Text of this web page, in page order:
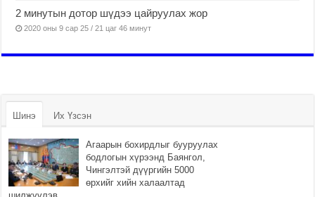
2 минутын дотор шүдээ цайруулах жор
2020 оны 9 сар 25 / 21 цаг 46 минут
Шинэ Их Үзсэн
Агаарын бохирдлыг бууруулах
бодлогын хүрээнд Баянгол,
Чингэлтэй дүүргийн 5000
өрхийг хийн халаалтад